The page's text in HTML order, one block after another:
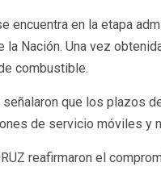
encuentra en la etapa
la Nación. Una vez
combustible.
que los plazos
de servicio móviles y
reafirmaron el